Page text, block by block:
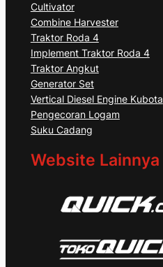
Cultivator
Combine Harvester
Traktor Roda 4
Implement Traktor Roda 4
Traktor Angkut
Generator Set
Vertical Diesel Engine Kubota
Pengecoran Logam
Suku Cadang
Website Lainnya